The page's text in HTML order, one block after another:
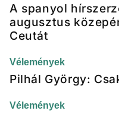
A spanyol
augusztus
Ceutát
Vélemények
Pilhál György:
Vélemények